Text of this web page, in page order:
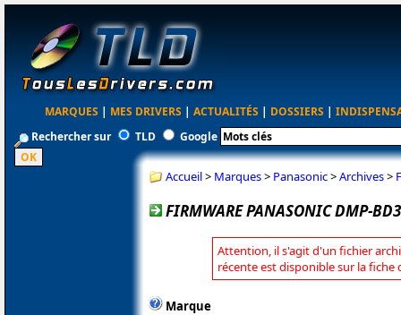
MARQUES | MES DRIVERS | ACTUALITÉS | DOSSIERS |
Rechercher sur
TLD Google
Accueil> Marques> Panasonic>Archives>
FIRMWARE PANASONIC DMP-
Attention, il s'agit d'un fichier
récente est disponible sur la fiche
Marque